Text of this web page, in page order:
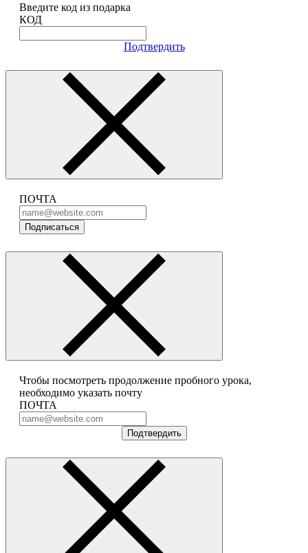
Введите код из подарка
КОД
Подтвердить
ПОЧТА
Подписаться
Чтобы посмотреть продолжение пробного урока,
необходимо указать почту
ПОЧТА
Подтвердить